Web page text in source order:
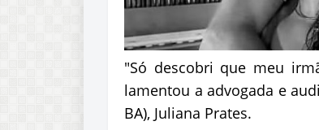
"Só descobri que meu
lamentou a advogada e
BA), Juliana Prates.